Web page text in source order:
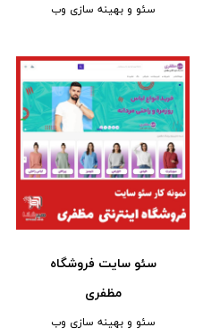
سئو و بهینه سازی وب
سئو سایت فروشگاه
مظفری
سئو و بهینه سازی وب